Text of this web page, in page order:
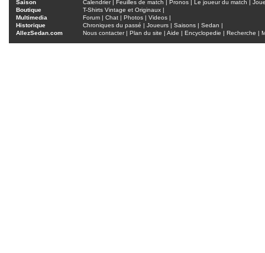
Saison Calendrier| Feuilles de match Pronos Le joueur du match
Boutique
T-Shirts Vintage et Originaux |
Multimedia
Forum | Chat | Photos | Videos |
Historique
Chroniques du passé | Joueurs | Saisons | Sedan |
AllezSedan.com
Nous contacter| Plan du site | Aide | Encyclopedie | Recherche |